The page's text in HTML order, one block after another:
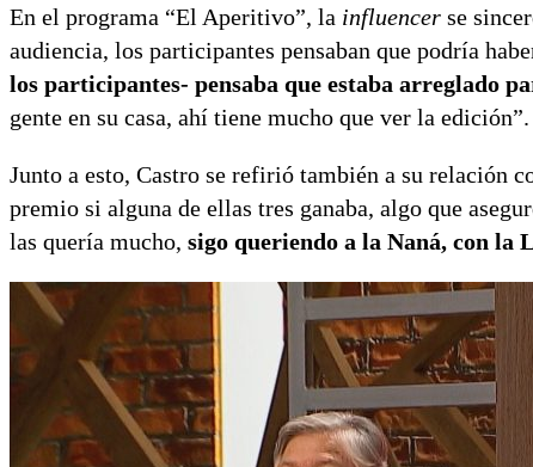
En el programa “El Aperitivo”, la influencer se
audiencia, los participantes pensaban que podría
los participantes- pensaba que estaba arreglado
gente en su casa, ahí tiene mucho que ver la edición”.
Junto a esto, Castro se refirió también a su relación
premio si alguna de ellas tres ganaba, algo que
las quería mucho, sigo queriendo a la Naná, con la